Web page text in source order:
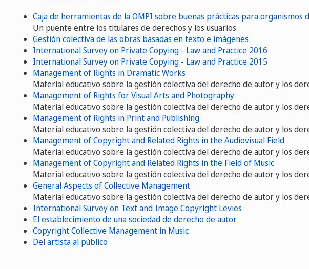
Caja de herramientas de la OMPI sobre buenas prácticas para organismos
Un puente entre los titulares de derechos y los usuarios
Gestión colectiva de las obras basadas en texto e imágenes
International Survey on Private Copying - Law and Practice 2016
International Survey on Private Copying - Law and Practice 2015
Management of Rights in Dramatic Works
Material educativo sobre la gestión colectiva del derecho de autor y los
Management of Rights for Visual Arts and Photography
Material educativo sobre la gestión colectiva del derecho de autor y los
Management of Rights in Print and Publishing
Material educativo sobre la gestión colectiva del derecho de autor y los
Management of Copyright and Related Rights in the Audiovisual Field
Material educativo sobre la gestión colectiva del derecho de autor y los
Management of Copyright and Related Rights in the Field of Music
Material educativo sobre la gestión colectiva del derecho de autor y los
General Aspects of Collective Management
Material educativo sobre la gestión colectiva del derecho de autor y los
International Survey on Text and Image Copyright Levies
El establecimiento de una sociedad de derecho de autor
Copyright Collective Management in Music
Del artista al público